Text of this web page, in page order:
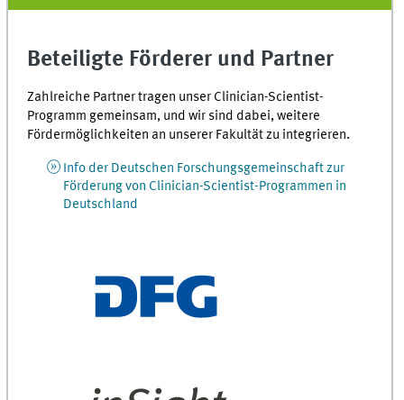
Beteiligte Förderer und Partner
Zahlreiche Partner tragen unser Clinician-Scientist-
Programm gemeinsam, und wir sind dabei, weitere
Fördermöglichkeiten an unserer Fakultät zu integrieren.
Info der Deutschen Forschungsgemeinschaft zur
Förderung von Clinician-Scientist-Programmen in
Deutschland